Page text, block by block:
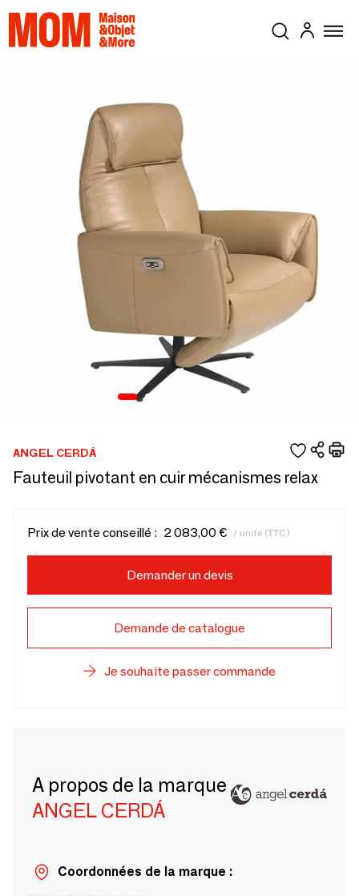
ANGEL CERDÁ
Fauteuil pivotant en cuir mécanismes relax
Prix de vente conseillé : 2 083,00 € / unité (TTC)
Demander un devis
Demande de catalogue
Je souhaite passer commande
A propos de la marque
ANGEL CERDÁ
Coordonnées de la marque :